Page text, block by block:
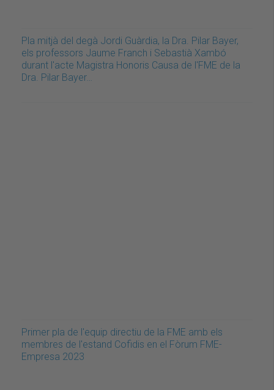
Pla mitjà del degà Jordi Guàrdia, la Dra. Pilar Bayer,
els professors Jaume Franch i Sebastià Xambó
durant l'acte Magistra Honoris Causa de l'FME de la
Dra. Pilar Bayer…
Primer pla de l'equip directiu de la FME amb els
membres de l'estand Cofidis en el Fòrum FME-
Empresa 2023